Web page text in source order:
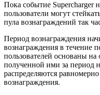
Пока событие Supercharger
пользователи могут
пула вознаграждений так
Период вознаграждения
вознаграждения в течение
пользователей основаны на
полученной ими за период
распределяются
вознаграждения.